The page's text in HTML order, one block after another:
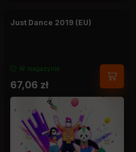
Just Dance 2019 (EU)
W magazynie
67,06 zł